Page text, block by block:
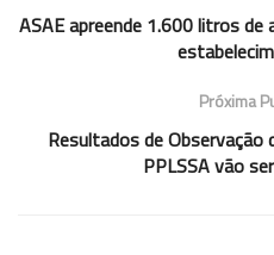
ASAE apreende 1.600 litros
Próxima
Resultados de
PPLSSA vão